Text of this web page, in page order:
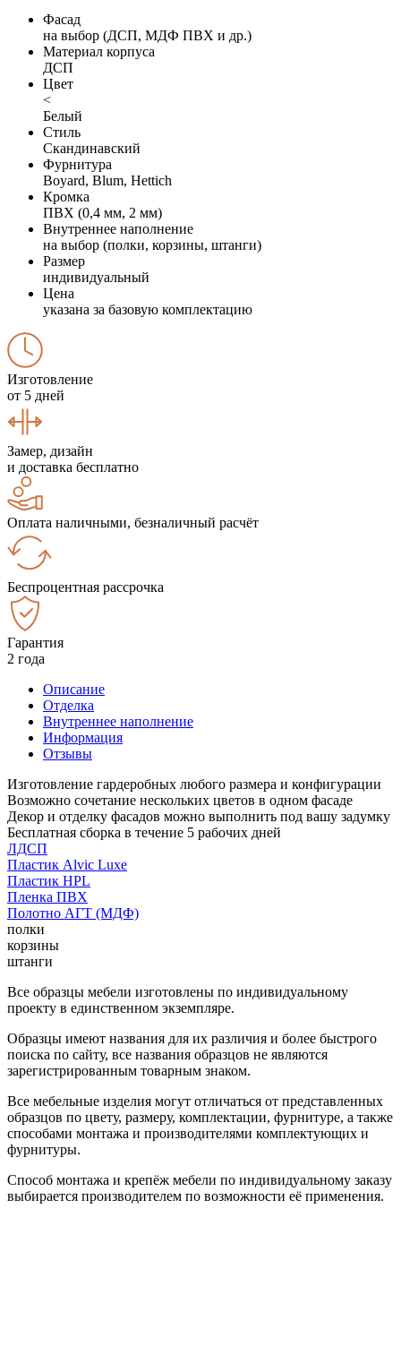
Фасад
на выбор (ДСП, МДФ ПВХ и др.)
Материал корпуса
ДСП
Цвет
<
Белый
Стиль
Скандинавский
Фурнитура
Boyard, Blum, Hettich
Кромка
ПВХ (0,4 мм, 2 мм)
Внутреннее наполнение
на выбор (полки, корзины, штанги)
Размер
индивидуальный
Цена
указана за базовую комплектацию
Изготовление
от 5 дней
Замер, дизайн
и доставка бесплатно
Оплата наличными, безналичный расчёт
Беспроцентная рассрочка
Гарантия
2 года
Описание
Отделка
Внутреннее наполнение
Информация
Отзывы
Изготовление гардеробных любого размера и конфигурации
Возможно сочетание нескольких цветов в одном фасаде
Декор и отделку фасадов можно выполнить под вашу задумку
Бесплатная сборка в течение 5 рабочих дней
ЛДСП
Пластик Alvic Luxe
Пластик HPL
Пленка ПВХ
Полотно АГТ (МДФ)
полки
корзины
штанги
Все образцы мебели изготовлены по индивидуальному
проекту в единственном экземпляре.
Образцы имеют названия для их различия и более быстрого
поиска по сайту, все названия образцов не являются
зарегистрированным товарным знаком.
Все мебельные изделия могут отличаться от представленных
образцов по цвету, размеру, комплектации, фурнитуре, а также
способами монтажа и производителями комплектующих и
фурнитуры.
Способ монтажа и крепёж мебели по индивидуальному заказу
выбирается производителем по возможности её применения.